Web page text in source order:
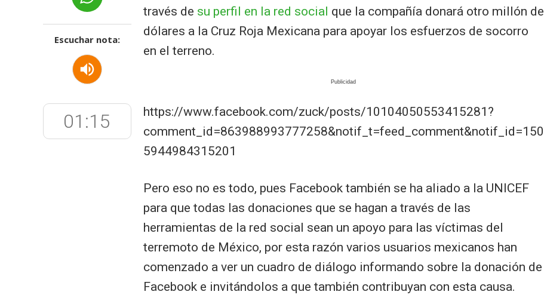
Escuchar nota:
01:15
través de su perfil en la red social que la compañía donará otro millón de
dólares a la Cruz Roja Mexicana para apoyar los esfuerzos de socorro
en el terreno.
https://www.facebook.com/zuck/posts/10104050553415281?
comment_id=863988993777258&notif_t=feed_comment&notif_id=150
5944984315201
Pero eso no es todo, pues Facebook también se ha aliado a la UNICEF
para que todas las donaciones que se hagan a través de las
herramientas de la red social sean un apoyo para las víctimas del
terremoto de México, por esta razón varios usuarios mexicanos han
comenzado a ver un cuadro de diálogo informando sobre la donación de
Facebook e invitándolos a que también contribuyan con esta causa.